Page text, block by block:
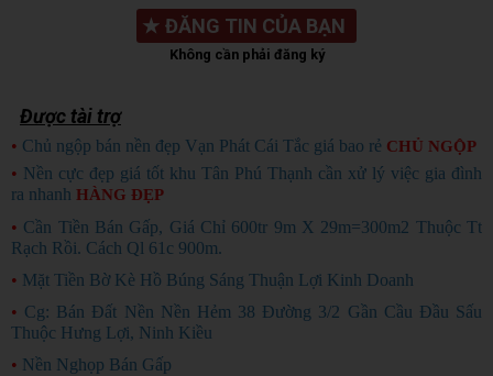
★ ĐĂNG TIN CỦA BẠN
Không cần phải đăng ký
Được tài trợ
• Chủ ngộp bán nền đẹp Vạn Phát Cái Tắc giá bao rẻ CHỦ NGỘP
• Nền cực đẹp giá tốt khu Tân Phú Thạnh cần xử lý việc gia đình
ra nhanh HÀNG ĐẸP
• Cần Tiền Bán Gấp, Giá Chỉ 600tr 9m X 29m=300m2 Thuộc Tt
Rạch Rồi. Cách Ql 61c 900m.
• Mặt Tiền Bờ Kè Hồ Búng Sáng Thuận Lợi Kinh Doanh
• Cg: Bán Đất Nền Nền Hẻm 38 Đường 3/2 Gần Cầu Đầu Sấu
Thuộc Hưng Lợi, Ninh Kiều
• Nền Nghọp Bán Gấp